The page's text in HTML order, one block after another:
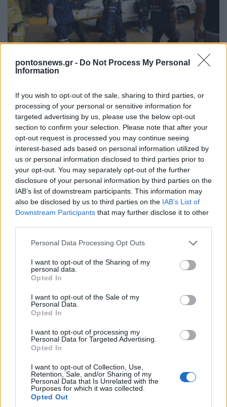
pontosnews.gr - Do Not Process My Personal
Information
If you wish to opt-out of the sale, sharing to third parties, or
processing of your personal or sensitive information for
targeted advertising by us, please use the below opt-out
section to confirm your selection. Please note that after your
opt-out request is processed you may continue seeing
interest-based ads based on personal information utilized by
us or personal information disclosed to third parties prior to
your opt-out. You may separately opt-out of the further
disclosure of your personal information by third parties on the
IAB’s list of downstream participants. This information may
also be disclosed by us to third parties on the IAB’s List of
Downstream Participants that may further disclose it to other
Please note that this website/app uses one or more Google
not limited to your visit or usage behaviour. You may click to
grant or deny consent to Google and its third-party tags to
use your data for below specified purposes in below Google
consent section.
Personal Data Processing Opt Outs
I want to opt-out of the Sharing of my
personal data.
Opted In
I want to opt-out of the Sale of my
Personal Data.
Opted In
I want to opt-out of processing my
Personal Data for Targeted Advertising.
Opted In
I want to opt-out of Collection, Use,
Retention, Sale, and/or Sharing of my
Personal Data that Is Unrelated with the
Purposes for which it was collected.
Opted Out
Πυροβολισμοί στην Ταϊλάνδη: Σκότωσε τον
παππού και τη γιαγιά του πριν ανοίξει πυρ στο
σχολείο του ο 14χρονος
7/08/2026 - 3:26μμ
Ταϊλάνδη: Νεκροί και τραυματίες από
πυροβολισμούς σε λύκειο
7/08/2026 - 9:32πμ